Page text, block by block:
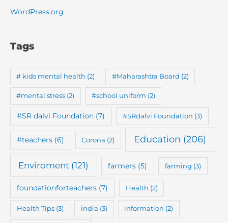
WordPress.org
Tags
# kids mental health (2) #Maharashtra Board (2)
#mental stress (2) #school uniform (2)
#SR dalvi Foundation (7) #SRdalvi Foundation (3)
#teachers (6) Corona (2) Education (206)
Enviroment (121) farmers (5) farming (3)
foundationforteachers (7) Health (2)
Health Tips(3) india (3) information (2)